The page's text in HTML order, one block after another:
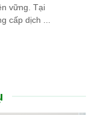
vững. Tại
cấp dịch ...